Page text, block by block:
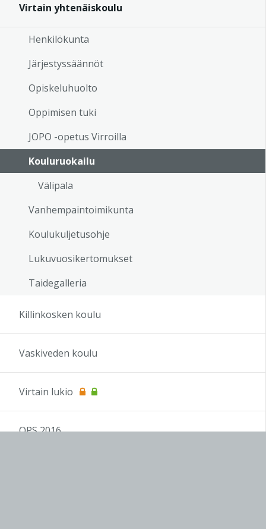
Virtain yhtenäiskoulu
Henkilökunta
Järjestyssäännöt
Opiskeluhuolto
Oppimisen tuki
JOPO -opetus Virroilla
Kouluruokailu
Välipala
Vanhempaintoimikunta
Koulukuljetusohje
Lukuvuosikertomukset
Taidegalleria
Killinkosken koulu
Vaskiveden koulu
Virtain lukio
OPS 2016